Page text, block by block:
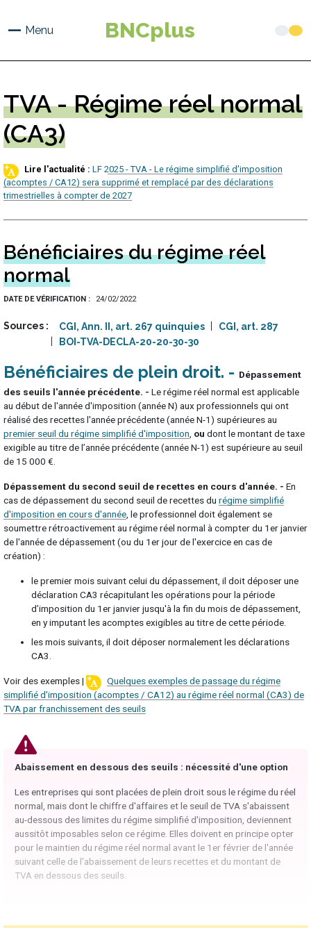
principal
Menu BNCplus
TVA- Régime réel normal
(CA3)
LF 2025 - TVA - Le régime simplifié d'imposition
(acomptes / CA12) sera supprimé et remplacé par des déclarations
trimestrielles à compter de 2027
Bénéficiaires du régime réel
normal
DATE DE VÉRIFICATION 24/02/2022
Sources CGI, Ann. II, art. 267 quinquies
CGI, art. 287
BOI-TVA-DECLA-20-20-30-30
Bénéficiaires de plein droit
Dépassement
des seuils l'année précédente. - Le régime réel normal est applicable
au début de l'année d'imposition (année N) aux professionnels qui ont
réalisé des recettes l'année précédente (année N-1) supérieures au
premier seuil du régime simplifié d'imposition ou dont le montant de taxe
exigible au titre de l’année précédente (année N-1) est supérieure au seuil
de 15 000 €.
Dépassement du second seuil de recettes en cours d'année. - En
cas de dépassement du second seuil de recettes du régime simplifié
d'imposition en cours d'année , le professionnel doit également se
soumettre rétroactivement au régime réel normal à compter du 1er janvier
de l'année de dépassement (ou du 1er jour de l'exercice en cas de
création) :
le premier mois suivant celui du dépassement, il doit déposer une
déclaration CA3 récapitulant les opérations pour la période
d’imposition du 1er janvier jusqu'à la fin du mois de dépassement,
en y imputant les acomptes exigibles au titre de cette période.
les mois suivants, il doit déposer normalement les déclarations
CA3.
Voir des exemples |
Quelques exemples de passage du régime
simplifié d'imposition (acomptes / CA12) au régime réel normal (CA3) de
TVA par franchissement des seuils
Abaissement en dessous des seuils : nécessité d'une option
Les entreprises qui sont placées de plein droit sous le régime du réel
normal, mais dont le chiffre d'affaires et le seuil de TVA s'abaissent
au-dessous des limites du régime simplifié d'imposition, deviennent
aussitôt imposables selon ce régime. Elles doivent en principe opter
pour le maintien du régime réel normal avant le 1er février de l'année
suivant celle de l'abaissement de leurs recettes et du montant de
TVA en dessous des seuils.